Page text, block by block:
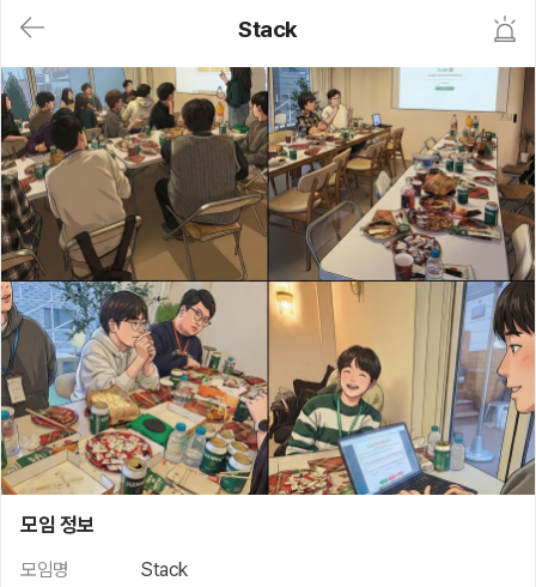
가
기
(메
인,
모
임,
게
시
판,
내
모
임,
M
Y)
본
문
바
로
가
기
Stack
모임 정보
모임명
Stack